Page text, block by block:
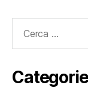
Categorie